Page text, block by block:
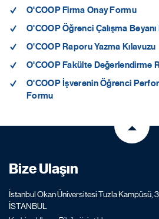
O'COOP Firma Onay Formu
O'COOP Öğrenci Çalışma
O'COOP Raporu Yazma Kılavuzu
O'COOP Fakülte Değerlendirme
O'COOP İşverenin Öğrenci
Formu
Bize Ulaşın
İstanbul Okan Üniversitesi Tuzla Kampüsü,
İSTANBUL